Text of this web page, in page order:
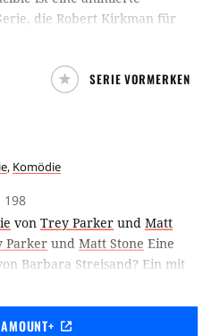
die Robert Kirkman für
Comic-Reihe und
jungen Superhelden, der
seines legendären Vaters
SERIE VORMERKEN
, Komödie
198
von Trey Parker und Matt
Parker und Matt Stone Eine
Barbara Streisand? Ein mit
heisst? Witze über Saddam
Truthähne, Analsonden,